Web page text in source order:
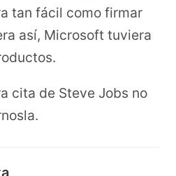
tan fácil como firmar
así, Microsoft tuviera
cita de Steve Jobs no